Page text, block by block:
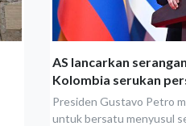
AS lancarkan
Kolombia serukan
Presiden Gustavo Petro
untuk bersatu menyusul